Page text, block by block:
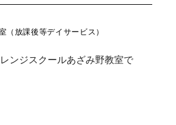
（放課後等デイサービス）
ンジスクールあざみ野教室で